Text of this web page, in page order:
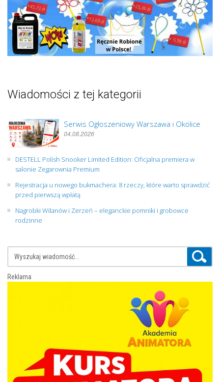
Wiadomości z tej kategorii
Serwis Ogłoszeniowy Warszawa i Okolice
04.08.2026
DESTELL Polish Snooker Limited Edition: Oficjalna premiera w
salonie Zegarownia Premium
Rejestracja u nowego bukmachera: 8 rzeczy, które warto sprawdzić
przed pierwszą wpłatą
Nagrobki Wilanów i Zerzeń – eleganckie pomniki i grobowce
rodzinne
Reklama